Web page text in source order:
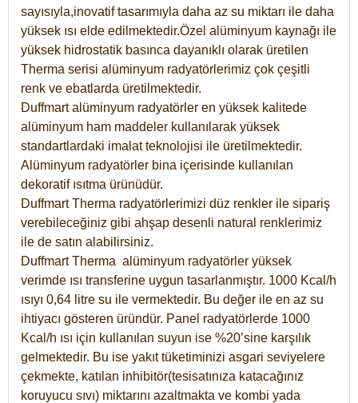
sayısıyla,inovatif tasarımıyla daha az su miktarı ile daha
yüksek ısı elde edilmektedir.Özel alüminyum kaynağı ile
yüksek hidrostatik basınca dayanıklı olarak üretilen
Therma serisi alüminyum radyatörlerimiz çok çeşitli
renk ve ebatlarda üretilmektedir.
Duffmart alüminyum radyatörler en yüksek kalitede
alüminyum ham maddeler kullanılarak yüksek
standartlardaki imalat teknolojisi ile üretilmektedir.
Alüminyum radyatörler bina içerisinde kullanılan
dekoratif ısıtma ürünüdür.
Duffmart Therma radyatörlerimizi düz renkler ile sipariş
verebileceğiniz gibi ahşap desenli natural renklerimiz
ile de satın alabilirsiniz.
Duffmart Therma alüminyum radyatörler yüksek
verimde ısı transferine uygun tasarlanmıştır. 1000 Kcal/h
ısıyı 0,64 litre su ile vermektedir. Bu değer ile en az su
ihtiyacı gösteren üründür. Panel radyatörlerde 1000
Kcal/h ısı için kullanılan suyun ise %20’sine karşılık
gelmektedir. Bu ise yakıt tüketiminizi asgari seviyelere
çekmekte, katılan inhibitör(tesisatınıza katacağınız
koruyucu sıvı) miktarını azaltmakta ve kombi yada